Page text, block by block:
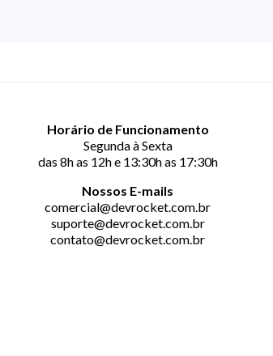
Horário de Funcionamento
Segunda à Sexta
das 8h as 12h e 13:30h as 17:30h
Nossos E-mails
comercial@devrocket.com.br
suporte@devrocket.com.br
contato@devrocket.com.br